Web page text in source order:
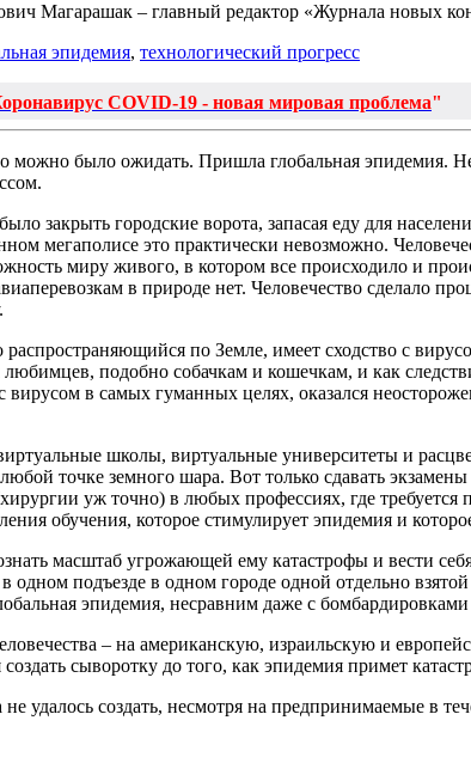
Магарашак – главный редактор «Журнала новых
эпидемия, технологический прогресс
COVID-19 - новая мировая проблема"
можно было ожидать. Пришла глобальная эпидемия.
закрыть городские ворота, запасая еду для
мегаполисе это практически невозможно.
миру живого, в котором все происходило и
в природе нет. Человечество сделало
по Земле, имеет сходство с
подобно собачкам и кошечкам, и как
в самых гуманных целях, оказался
школы, виртуальные университеты и
точке земного шара. Вот только сдавать
уж точно) в любых профессиях, где требуется
обучения, которое стимулирует эпидемия и
масштаб угрожающей ему катастрофы и вести
одном подъезде в одном городе одной отдельно
эпидемия, несравним даже с
– на американскую, израильскую и
сыворотку до того, как эпидемия примет
удалось создать, несмотря на предпринимаемые в